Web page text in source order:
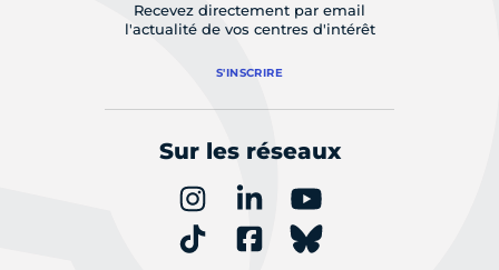
Recevez directement par email
l'actualité de vos centres d'intérêt
S'INSCRIRE
Sur les réseaux